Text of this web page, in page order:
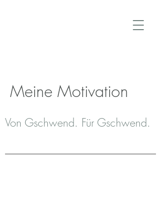
Meine Motivation
Von Gschwend. Für Gschwend.